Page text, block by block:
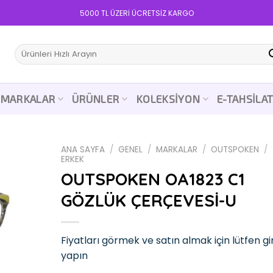
5000 TL ÜZERİ ÜCRETSİZ KARGO
Ara:
MARKALAR ÜRÜNLER KOLEKSIYON E-TAHSILAT
Add to
wishlist
ANA SAYFA / GENEL / MARKALAR / OUTSPOKEN /
ERKEK
OUTSPOKEN OA1823 C1
GÖZLÜK ÇERÇEVESİ-U
Fiyatları görmek ve satın almak için lütfen
yapın